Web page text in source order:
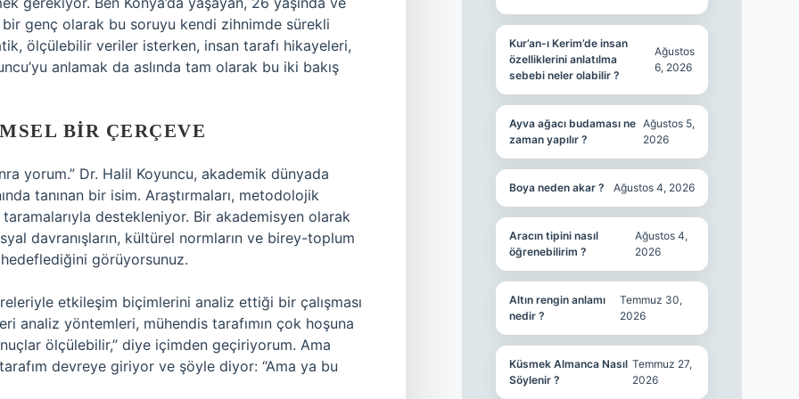
genç olarak bu soruyu kendi zihnimde sürekli
ölçülebilir veriler isterken, insan tarafı hikayeleri,
anlamak da aslında tam olarak bu iki bakış
BIR ÇERÇEVE
yorum.” Dr. Halil Koyuncu, akademik dünyada
tanınan bir isim. Araştırmaları, metodolojik
destekleniyor. Bir akademisyen olarak
davranışların, kültürel normların ve birey-toplum
görüyorsunuz.
etkileşim biçimlerini analiz ettiği bir çalışması
analiz yöntemleri, mühendis tarafımın çok hoşuna
ölçülebilir,” diye içimden geçiriyorum. Ama
devreye giriyor ve şöyle diyor: “Ama ya bu
Kur’an-ı Kerim’de insan
özelliklerini anlatılma
sebebi neler olabilir ?
Ağustos
6, 2026
Ayva ağacı budaması ne
zaman yapılır ?
Ağustos 5,
2026
Boya neden akar ? Ağustos 4, 2026
Aracın tipini nasıl
öğrenebilirim ?
Ağustos 4,
2026
Altın rengin anlamı
nedir ?
Temmuz 30,
2026
Küsmek Almanca Nasıl
Söylenir ?
Temmuz 27,
2026